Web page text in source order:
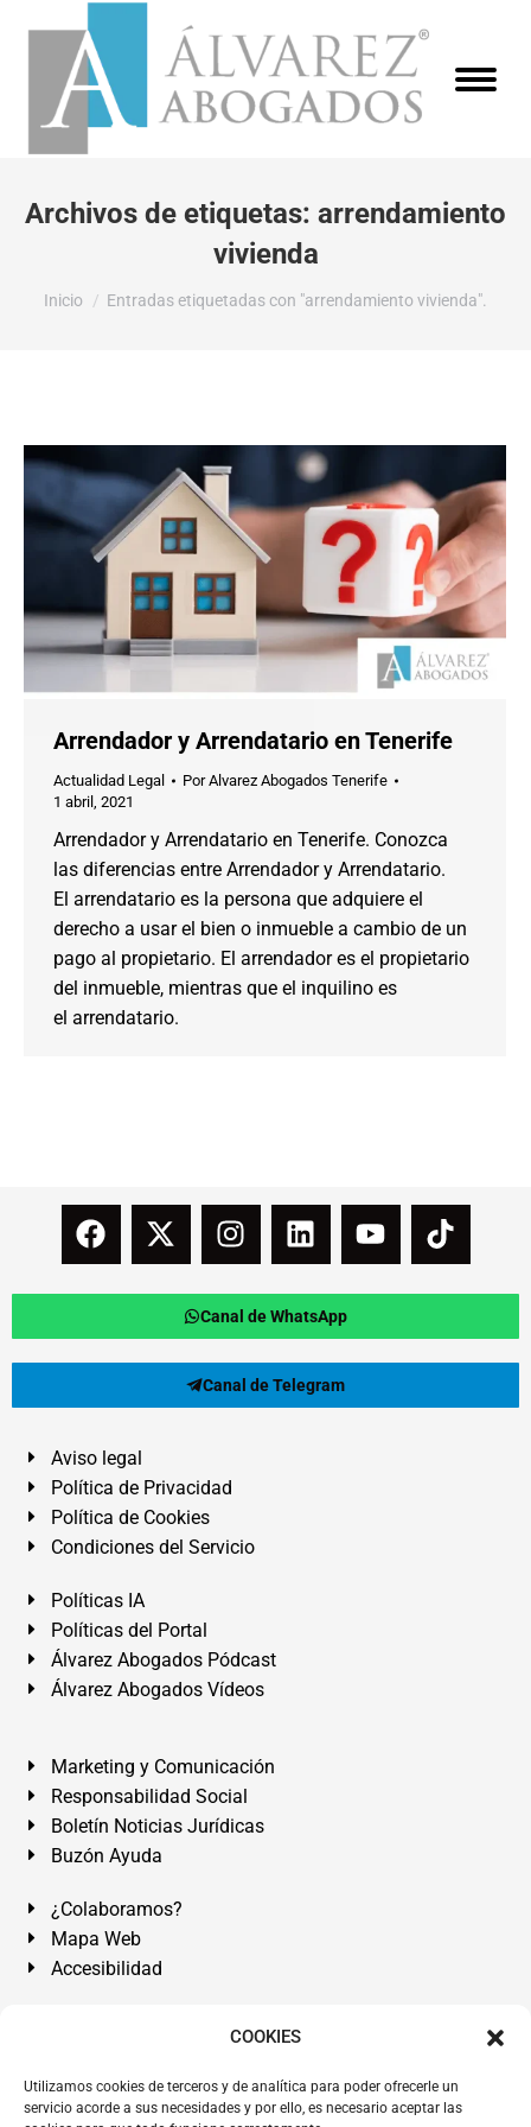
COOKIES
Utilizamos cookies de terceros y de analítica para poder ofrecerle un
servicio acorde a sus necesidades y por ello, es necesario aceptar las
Archivos de etiquetas: arrendamiento
vivienda
Estás aquí:
Inicio Entradas etiquetadas con "arrendamiento vivienda".
Arrendador y Arrendatario en Tenerife
Actualidad Legal PorAlvarez Abogados Tenerife
1 abril, 2021
Arrendador y Arrendatario en Tenerife. Conozca
las diferencias entre Arrendador y Arrendatario.
El arrendatario es la persona que adquiere el
derecho a usar el bien o inmueble a cambio de un
pago al propietario. El arrendador es el propietario
del inmueble, mientras que el inquilino es
el arrendatario.
Canal de WhatsApp
Canal de Telegram
Aviso legal
Política de Privacidad
Política de Cookies
Condiciones del Servicio
Políticas IA
Políticas del Portal
Álvarez Abogados Pódcast
Álvarez Abogados Vídeos
Marketing y Comunicación
Responsabilidad Social
Boletín Noticias Jurídicas
Buzón Ayuda
¿Colaboramos?
Mapa Web
Accesibilidad
Álvarez Abogados Tenerife:Calle Teobaldo Power Nº 7,
de Tenerife. Islas Canarias.